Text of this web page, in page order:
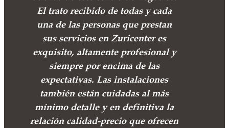
El trato recibido de todas y cada
una de las personas que prestan
sus servicios en Zuricenter es
exquisito, altamente profesional y
siempre por encima de las
expectativas. Las instalaciones
también están cuidadas al más
mínimo detalle y en definitiva la
relación calidad-precio que ofrecen